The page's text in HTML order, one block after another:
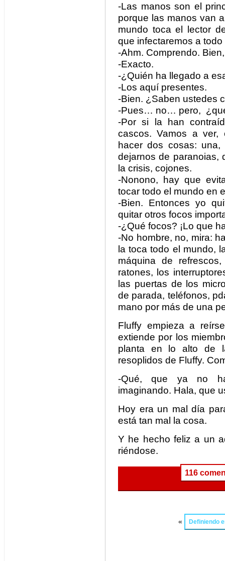
-Las manos son el
porque las manos van
mundo toca el lector
que infectaremos a
-Ahm. Comprendo.
-Exacto.
-¿Quién ha llegado a
-Los aquí presentes.
-Bien. ¿Saben ustedes
-Pues… no… pero,
-Por si la han
cascos. Vamos a ver,
hacer dos cosas:
dejarnos de paranoias,
la crisis, cojones.
-Nonono, hay que
tocar todo el mundo en
-Bien. Entonces yo
quitar otros focos
-¿Qué focos? ¡Lo que
-No hombre, no, mira:
la toca todo el mundo,
máquina de
ratones, los
las puertas de los
de parada, teléfonos,
mano por más de una
Fluffy empieza a
extiende por los
planta en lo alto de
resoplidos de Fluffy.
-Qué, que ya no
imaginando. Hala, que
Hoy era un mal día
está tan mal la cosa.
Y he hecho feliz a un
riéndose.
116
« Definiendo